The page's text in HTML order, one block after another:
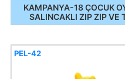
KAMPANYA-18 ÇOCUK
SALINCAKLI ZIP ZIP VE
PEL-42